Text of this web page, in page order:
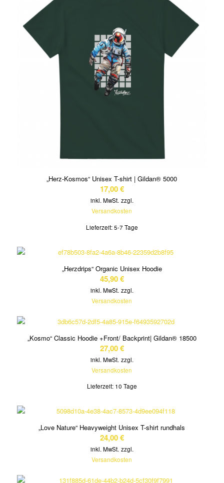
„Herz-Kosmos“ Unisex T-shirt | Gildan® 5000
17,00€
inkl. MwSt. zzgl.
Versandkosten
Lieferzeit:5-7 Tage
„Herzdrips“ Organic Unisex Hoodie
45,90€
inkl. MwSt. zzgl.
Versandkosten
„Kosmo“ Classic Hoodie +Front/ Backprint| Gildan® 18500
27,00€
inkl. MwSt. zzgl.
Versandkosten
Lieferzeit: 10 Tage
„Love Nature“ Heavyweight Unisex T-shirt rundhals
24,00€
inkl. MwSt. zzgl.
Versandkosten